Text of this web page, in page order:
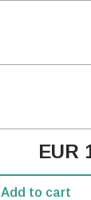
EUR
Add to cart